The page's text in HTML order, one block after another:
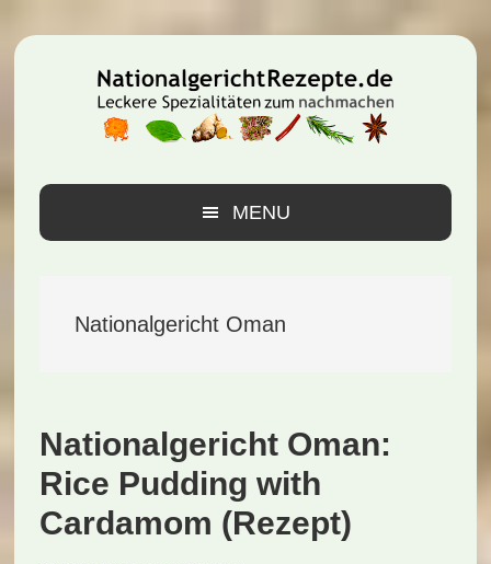
Hauptnavigation
Inhalt
Seitenspalte
MENU
Nationalgericht Oman
Nationalgericht Oman:
Rice Pudding with
Cardamom (Rezept)